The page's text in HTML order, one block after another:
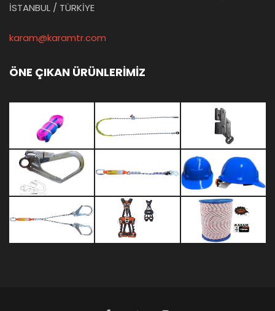
İSTANBUL / TÜRKİYE
karam@karamtr.com
ÖNE ÇIKAN ÜRÜNLERİMİZ